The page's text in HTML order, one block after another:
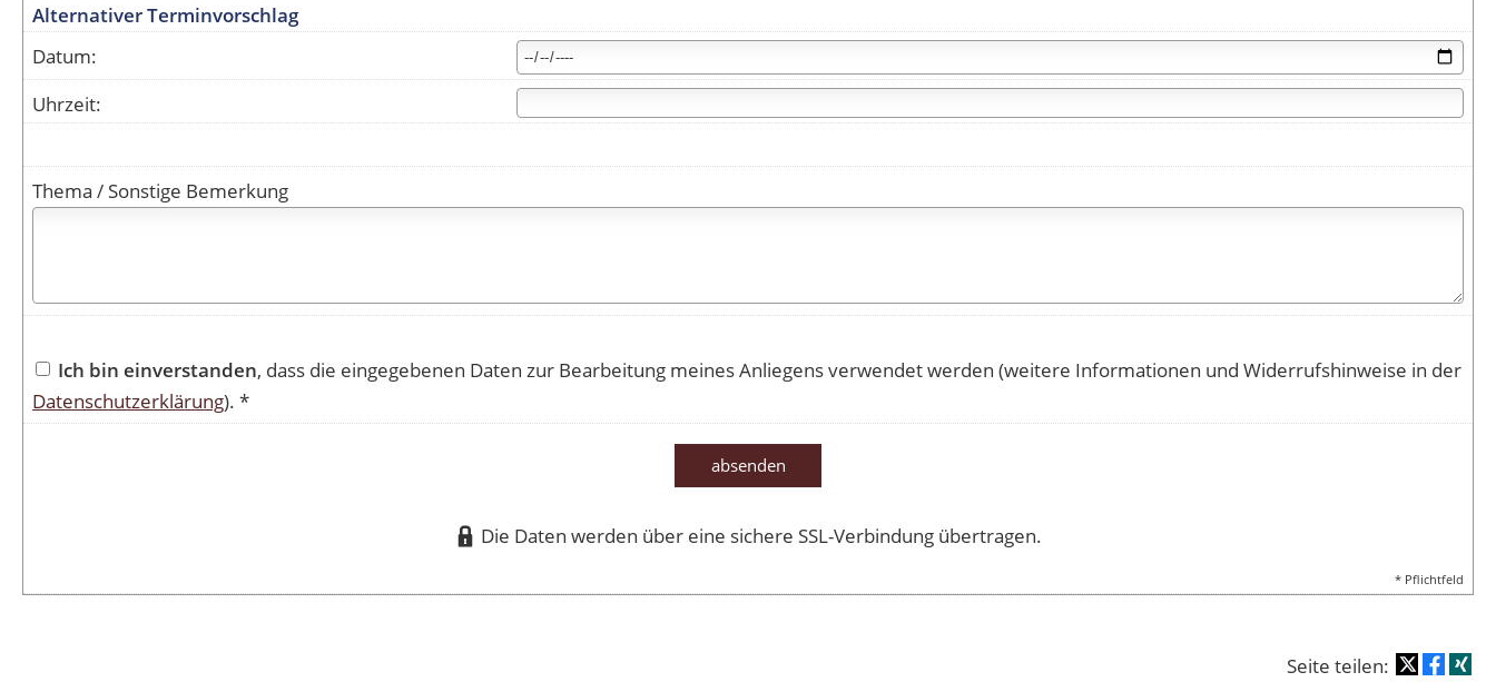
Alternativer Terminvorschlag
Datum:
Uhrzeit:
Thema / Sonstige Bemerkung
Ich bin einverstanden, dass die eingegebenen Daten zur Bearbeitung meines Anliegens verwendet werden (weitere Informationen und Widerrufshinweise in der
Datenschutzerklärung). *
absenden
Die Daten werden über eine sichere SSL-Verbindung übertragen.
* Pflichtfeld
Seite teilen: